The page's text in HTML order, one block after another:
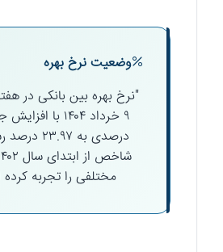
وضعیت نرخ بهره
"نرخ بهره بین بانکی در
درصدی به
مختلفی را تجربه